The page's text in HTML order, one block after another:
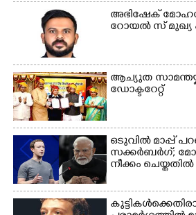
അഭിഷേക് മോഹൻ
റോയൽ സ് മുഖ്യ
ആച്യുത
ഡോക്ടറേറ്റ്
ഒടുവിൽ മാപ്പ്
സക്കർബർഗ്;
നീക്കം ചെയ്തതിൽ